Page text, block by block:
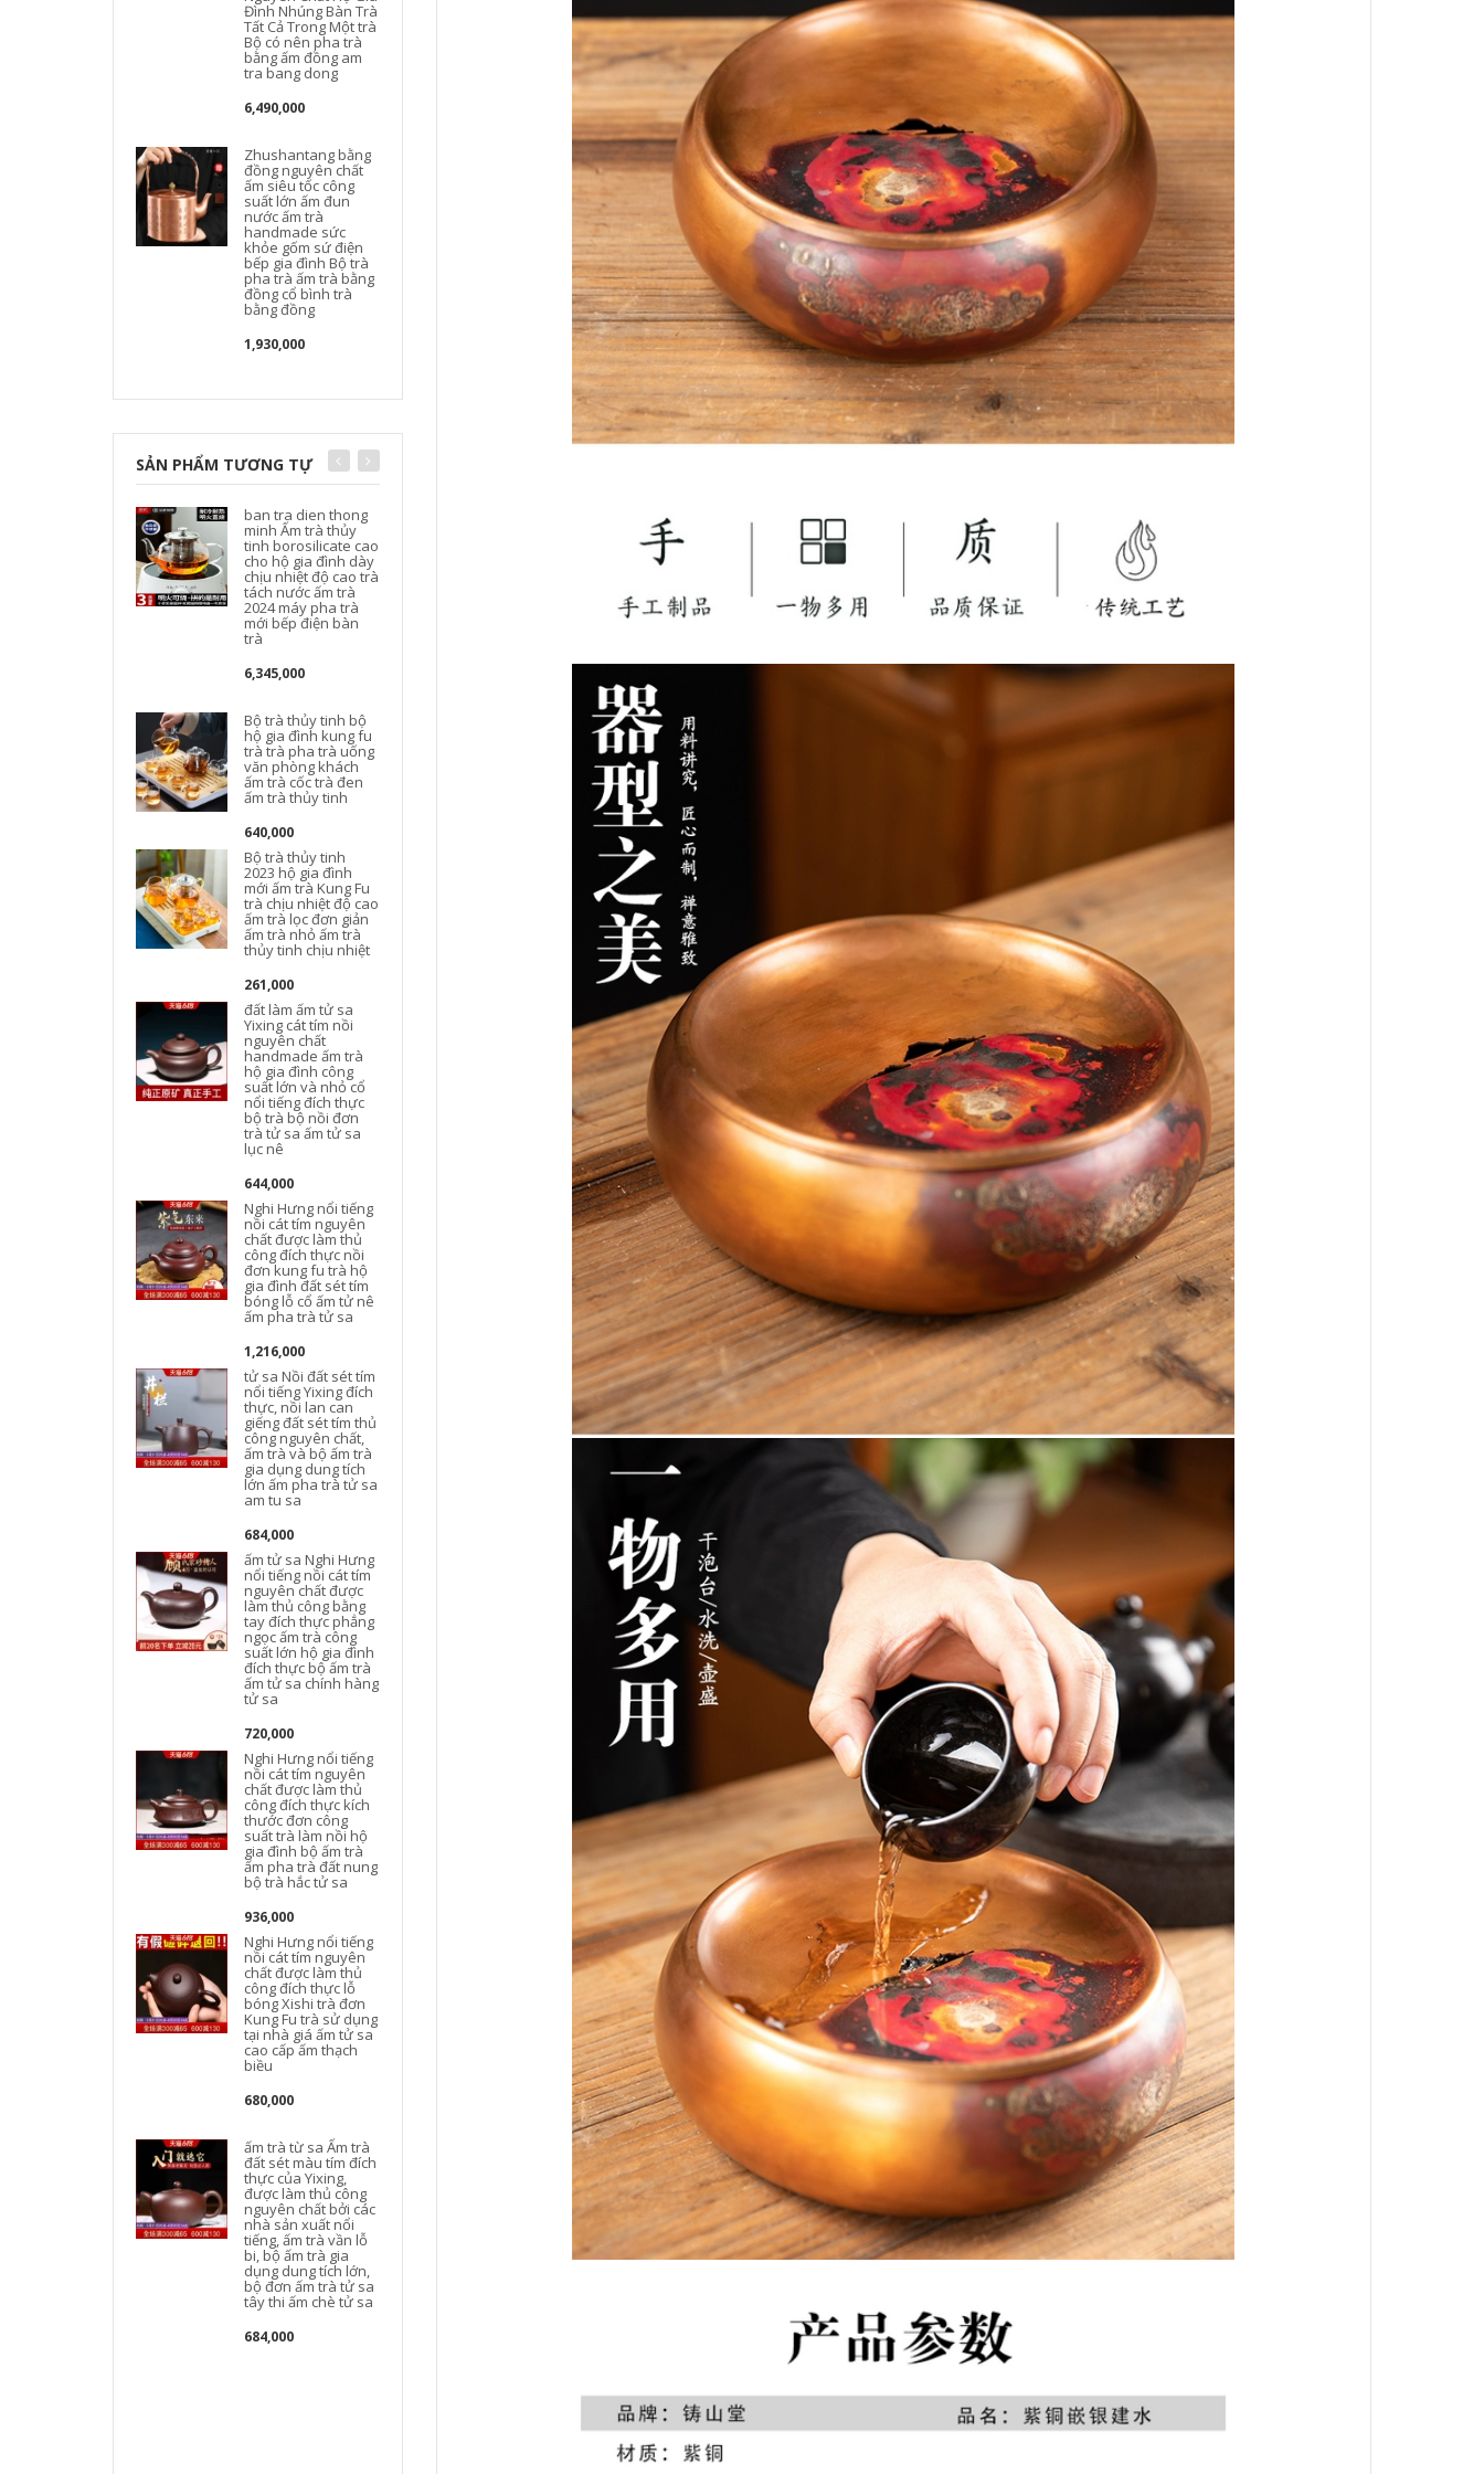
Đình Nhúng Bàn Trà
Tất Cả Trong Một trà
Bộ có nên pha trà
bằng ấm đồng am
tra bang dong
6,490,000
Zhushantang bằng
đồng nguyên chất
ấm siêu tốc công
suất lớn ấm đun
nước ấm trà
handmade sức
khỏe gốm sứ điện
bếp gia đình Bộ trà
pha trà ấm trà bằng
đồng cổ bình trà
bằng đồng
1,930,000
đồng cũ, ấm đun
nước, ấm trà bằng
đồng, ấm trà gia
dụng, ấm trà, bộ ấm
trà bằng đồng am
trà bằng đồng
Zhushantang nhỏ
bằng đồng ấm siêu
tốc pha trà ấm siêu
tốc nhà Kung Fu trà
đạo văn phòng sức
khỏe bộ trà không
tráng ấm trà bằng
đồng ấm trà bằng
nước ấm đun nước
ấm trà handmade
hộ gia đình điện
gốm bếp hộp quà
cổ
3,472,000
ấm đồng Ấm đồng
Zhushantang, cốc
đồng pha trà, ấm
đồng, cốc đồng, ấm
đồng nhỏ, ấm trà,
bình chia trà, hộp
quà gia dụng ấm tử
sa 900 triệu ấm
đồng cổ
3,800,000
SẢN PHẨM TƯƠNG TỰ
ban tra dien thong
minh Ấm trà thủy
tinh borosilicate cao
cho hộ gia đình dày
chịu nhiệt độ cao trà
tách nước ấm trà
2024 máy pha trà
mới bếp điện bàn
trà
6,345,000
Bộ trà thủy tinh bộ
hộ gia đình kung fu
trà trà pha trà uống
văn phòng khách
ấm trà cốc trà đen
ấm trà thủy tinh
640,000
Bộ trà thủy tinh
2023 hộ gia đình
mới ấm trà Kung Fu
trà chịu nhiệt độ cao
ấm trà lọc đơn giản
ấm trà nhỏ ấm trà
thủy tinh chịu nhiệt
261,000
đất làm ấm tử sa
Yixing cát tím nồi
nguyên chất
handmade ấm trà
hộ gia đình công
suất lớn và nhỏ cổ
nổi tiếng đích thực
bộ trà bộ nồi đơn
trà tử sa ấm tử sa
lục nê
644,000
Nghi Hưng nổi tiếng
nồi cát tím nguyên
chất được làm thủ
công đích thực nồi
đơn kung fu trà hộ
gia đình đất sét tím
bóng lỗ cổ ấm tử nê
ấm pha trà tử sa
1,216,000
tử sa Nồi đất sét tím
nổi tiếng Yixing đích
thực, nồi lan can
giếng đất sét tím thủ
công nguyên chất,
ấm trà và bộ ấm trà
gia dụng dung tích
lớn ấm pha trà tử sa
am tu sa
684,000
ấm tử sa Nghi Hưng
nổi tiếng nồi cát tím
nguyên chất được
làm thủ công bằng
tay đích thực phẳng
ngọc ấm trà công
suất lớn hộ gia đình
đích thực bộ ấm trà
ấm tử sa chính hàng
tử sa
720,000
Nghi Hưng nổi tiếng
nồi cát tím nguyên
chất được làm thủ
công đích thực kích
thước đơn công
suất trà làm nồi hộ
gia đình bộ ấm trà
ấm pha trà đất nung
bộ trà hắc tử sa
936,000
Nghi Hưng nổi tiếng
nồi cát tím nguyên
chất được làm thủ
công đích thực lỗ
bóng Xishi trà đơn
Kung Fu trà sử dụng
tại nhà giá ấm tử sa
cao cấp ấm thạch
biều
680,000
ấm trà từ sa Ấm trà
đất sét màu tím đích
thực của Yixing,
được làm thủ công
nguyên chất bởi các
nhà sản xuất nổi
tiếng, ấm trà vần lỗ
bi, bộ ấm trà gia
dụng dung tích lớn,
bộ đơn ấm trà tử sa
tây thi ấm chè tử sa
684,000
ấm pha trà bằng đất
toàn thủ công, ấm
trà muôi đá Dongpo
nổi tiếng, bộ ấm trà
dung tích lớn sử
tử sa ấm tử sa biển
ấm trà tử sa thật giả
Yixing gốc quặng cát
tím nồi, ấm trà gia
dụng thủ công nổi
suất lớn đích thực
ấm tử sa chính hàng
đất làm ấm tử sa
ấm trà tử sa Ấm trà
đất sét màu tím
Yixing hoàn toàn
được làm thủ công
hoàn toàn bằng tay
kung fu bộ trà ấm
trà gốc khoáng đất
sét màu tím bốn con
vật hoàng đạo Rồng
Teng Ma Yue chén
tử sa trà tử sa
bộ trà đạo hắc tử sa
Nghi Hưng nổi tiếng
ấm trà đất sét tím
nguyên chất thủ
công Bộ trà cho gia
đình làm trà công
suất lớn đích thực
cũ đất sét tím ấm trà
sa cao cấp ấm pha
ấm trà công suất lớn
muỗng bộ ấm chén
bộ ấm trà tử sa Nghi
Hưng nguyên
quặng nguyên chất
thủ công đất sét tím
công bằng cốc kung
phụ kiện đất sét tím
bò uống công bằng
cốc bộ ấm tử sa ấm
bình trà tử sa Nghi
Hưng nổi tiếng nồi
đất sét tím nguyên
chất thủ công đích
bóng lỗ Handuo bộ
hộ gia đình ấm trà
đơn trà ấm sa tử
ấm trà đất tử sa ấm
chén tử sa Yixing
nồi đất sét ấm trà
nguyên chất
trà hộ gia đình đất
sét tím sen ấm trà
ấm tử sa 900 triệu
ấm tử nê Ấm trà đất
sét Yixing hoàn
toàn được hái bằng
tay rò rỉ ấm trà gia
đình công suất lớn
bộ ấm trà đất sét tím
có vàng và hoa bộ
trà đạo hắc tử sa ấm
bo am tra tu sa
Yixing ban đầu
quặng đất sét màu
tím ấm trà nổi tiếng
nguyên chất
handmade ban đầu
quặng đất sét màu
tím món quà nhà
ấm trà vẻ đẹp vai
chén trà tử sa ấm
trà tử sa cao cấp
2,262,000
mua ấm tử sa Nghi
Hưng ban đầu
quặng cát tím nồi
nguyên chất
handmade hộ gia
đình ấm trà kung fu
thạch biều trà tử sa
Suất Lớn Hoàn Toàn
Cốc Đất Sét Có Nắp
Phòng Lần Đến Và
Chạy ấm tử nê ấm
ấm tử sa cao cấp an
nhi trà Yixing ban
đầu mỏ đích thực
nồi đất sét màu tím
nguyên chất
handmade ấm trà
nhà quà tặng bộ trà
đất sét màu tím vui
vẻ nồi bộ ấm trà đạo
cao cấp
2,590,000
bộ ấm chén tử sa
cao cấp Yixing ban
đầu mỏ đích thực
nồi cát tím nguyên
chất handmade ấm
trà nhà bộ quà tặng
đất sét màu tím tuổi
thọ đào ấm trà tây
thi ấm pha trà tử sa
2,590,000
am tra tu sa Yixing
Zisha ấm trà đích
thực nguyên chất
thủ công nổi tiếng
Hanwa ấm trà bộ hộ
gia đình kích thước
duy nhất công suất
bộ ấm trà tử sa bộ
ấm chén tử sa
852,000
công tặng hộ gia
đình đơn ấm trà, đất
sét màu tím hương
thơm ấm trà tây thi
4,910,000